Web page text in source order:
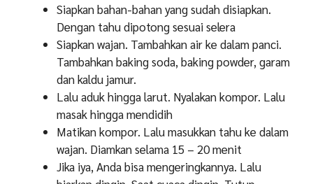
Siapkan bahan-bahan yang sudah disiapkan.
Dengan tahu dipotong sesuai selera
Siapkan wajan. Tambahkan air ke dalam panci.
Tambahkan baking soda, baking powder, garam
dan kaldu jamur.
Lalu aduk hingga larut. Nyalakan kompor. Lalu
masak hingga mendidih
Matikan kompor. Lalu masukkan tahu ke dalam
wajan. Diamkan selama 15 – 20 menit
Jika iya, Anda bisa mengeringkannya. Lalu